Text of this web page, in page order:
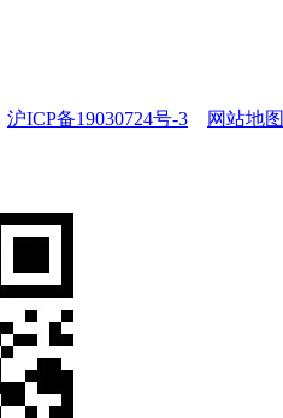
沪ICP备19030724号-3 网站地图